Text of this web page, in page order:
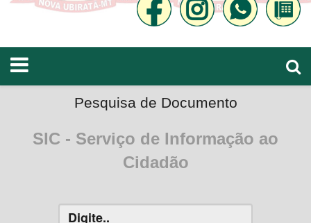
Pesquisa de Documento
SIC - Serviço de Informação ao
Cidadão